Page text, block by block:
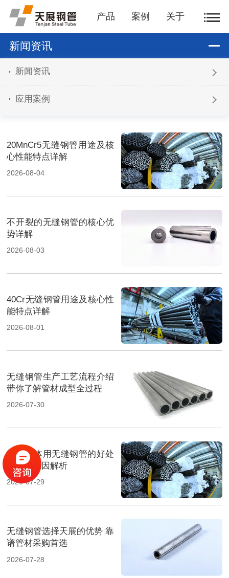
产品 案例 关于
新闻资讯
新闻资讯
应用案例
20MnCr5无缝钢管用途及核
心性能特点详解
2026-08-04
不开裂的无缝钢管的核心优
势详解
2026-08-03
40Cr无缝钢管用途及核心性
能特点详解
2026-08-01
无缝钢管生产工艺流程介绍
带你了解管材成型全过程
2026-07-30
输送流体用无缝钢管的好处
及选用原因解析
2026-07-29
无缝钢管选择天展的优势 靠
谱管材采购首选
2026-07-28